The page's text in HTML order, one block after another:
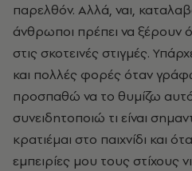
παρελθόν. Αλλά, ναι,
άνθρωποι πρέπει να ξέρουν
στις σκοτεινές στιγμές.
και πολλές φορές όταν
προσπαθώ να το θυμίζω
συνειδητοποιώ τι είναι
κρατιέμαι στο παιχνίδι και
εμπειρίες μου τους στίχους